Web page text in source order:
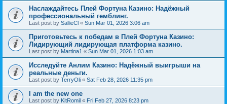
Наслаждайтесь Плей Фортуна Казино: Надёжный
профессиональный гемблинг.
Last post by SallieCl « Sun Mar 01, 2026 3:06 am
Приготовьтесь к победам в Плей Фортуна Казино:
Лидирующий лидирующая платформа казино.
Last post by Martina1 « Sun Mar 01, 2026 1:03 am
Исследуйте Анлим Казино: Надёжный выигрыши на
реальные деньги.
Last post by TerryOli « Sat Feb 28, 2026 11:35 pm
I am the new one
Last post by KitRomil « Fri Feb 27, 2026 8:23 pm